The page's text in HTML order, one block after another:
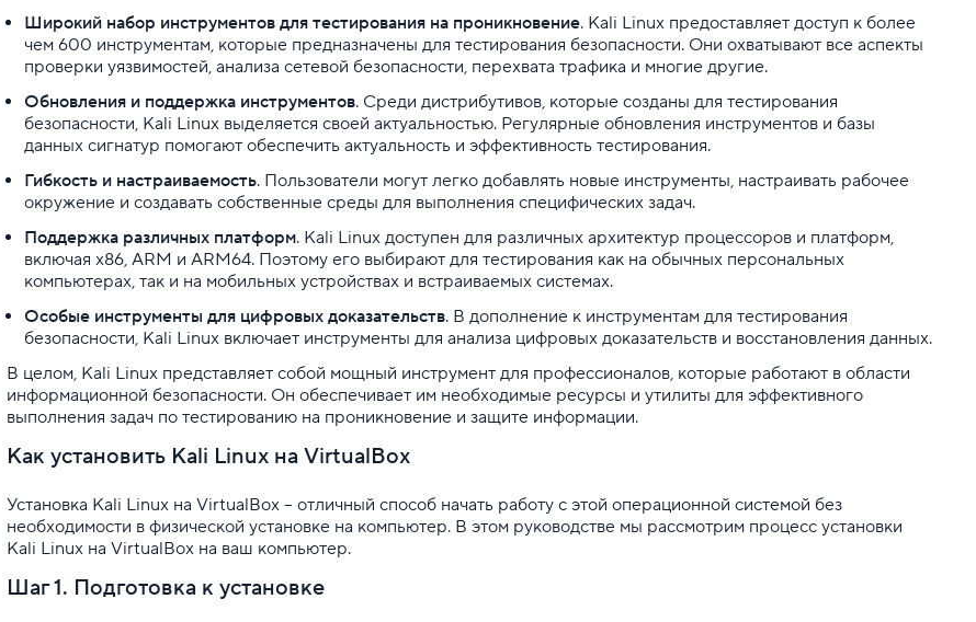
Широкий набор инструментов для тестирования на проникновение. Kali Linux предоставляет доступ к более
чем 600 инструментам, которые предназначены для тестирования безопасности. Они охватывают все аспекты
проверки уязвимостей, анализа сетевой безопасности, перехвата трафика и многие другие.
Обновления и поддержка инструментов. Среди дистрибутивов, которые созданы для тестирования
безопасности, Kali Linux выделяется своей актуальностью. Регулярные обновления инструментов и базы
данных сигнатур помогают обеспечить актуальность и эффективность тестирования.
Гибкость и настраиваемость. Пользователи могут легко добавлять новые инструменты, настраивать рабочее
окружение и создавать собственные среды для выполнения специфических задач.
Поддержка различных платформ. Kali Linux доступен для различных архитектур процессоров и платформ,
включая x86, ARM и ARM64. Поэтому его выбирают для тестирования как на обычных персональных
компьютерах, так и на мобильных устройствах и встраиваемых системах.
Особые инструменты для цифровых доказательств. В дополнение к инструментам для тестирования
безопасности, Kali Linux включает инструменты для анализа цифровых доказательств и восстановления данных.
В целом, Kali Linux представляет собой мощный инструмент для профессионалов, которые работают в области
информационной безопасности. Он обеспечивает им необходимые ресурсы и утилиты для эффективного
выполнения задач по тестированию на проникновение и защите информации.
Как установить Kali Linux на VirtualBox
Установка Kali Linux на VirtualBox – отличный способ начать работу с этой операционной системой без
необходимости в физической установке на компьютер. В этом руководстве мы рассмотрим процесс установки
Kali Linux на VirtualBox на ваш компьютер.
Шаг 1. Подготовка к установке